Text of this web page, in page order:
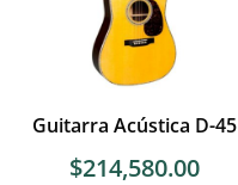
Guitarra Acústica D-45
$214,580.00